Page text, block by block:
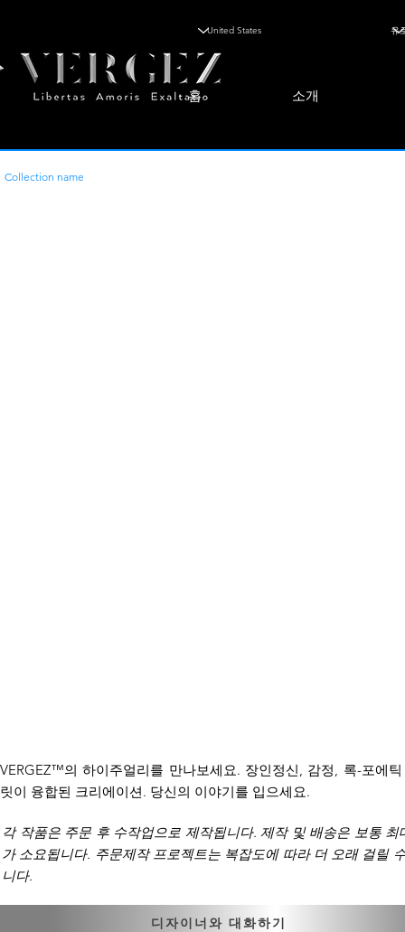
홈 소개
Collection name
VERGEZ™의 하이주얼리를 만나보세요. 장인정신, 감정, 록-포에
릿이 융합된 크리에이션. 당신의 이야기를 입으세요.
각 작품은 주문 후 수작업으로 제작됩니다. 제작 및 배송은 보통 최
가 소요됩니다. 주문제작 프로젝트는 복잡도에 따라 더 오래 걸릴
니다.
디자이너와 대화하기